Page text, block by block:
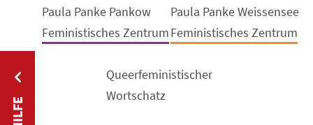
Paula Panke Pankow
Feministisches Zentrum
Paula Panke Weissensee
Feministisches Zentrum
Queerfeministischer
Wortschatz